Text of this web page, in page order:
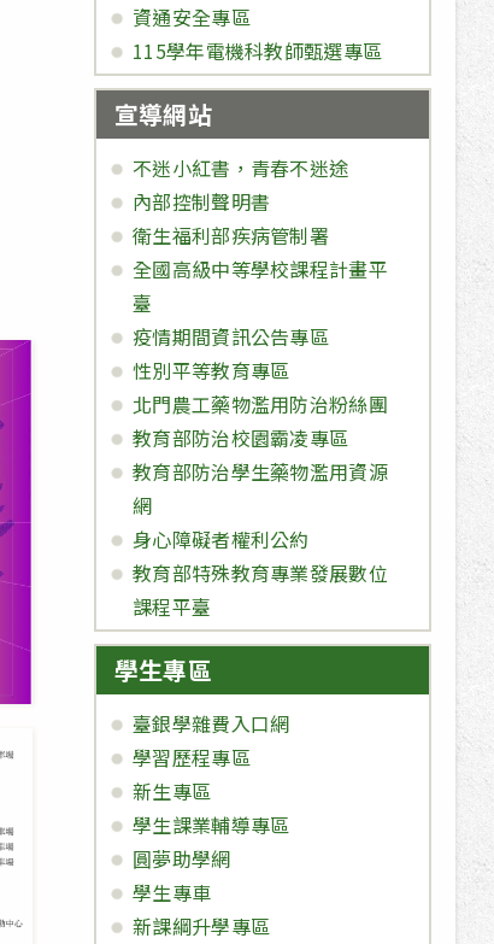
資通安全專區
115學年電機科教師甄選專區
宣導網站
不迷小紅書，青春不迷途
內部控制聲明書
衛生福利部疾病管制署
全國高級中等學校課程計畫平
臺
疫情期間資訊公告專區
性別平等教育專區
北門農工藥物濫用防治粉絲團
教育部防治校園霸凌專區
教育部防治學生藥物濫用資源
網
身心障礙者權利公約
教育部特殊教育專業發展數位
課程平臺
學生專區
臺銀學雜費入口網
學習歷程專區
新生專區
學生課業輔導專區
圓夢助學網
學生專車
新課綱升學專區